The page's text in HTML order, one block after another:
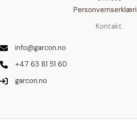
Kontakt
info@garcon.no
+47 63 81 51 60
garcon.no